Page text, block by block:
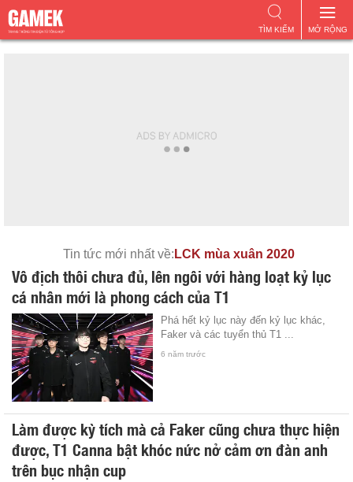
MỞ RỘNG
TÌM KIẾM
Tin tức mới nhất về: LCK mùa xuân 2020
Vô địch thôi chưa đủ, lên ngôi với hàng loạt kỷ lục
cá nhân mới là phong cách của T1
Phá hết kỷ lục này đến kỷ lục khác,
Faker và các tuyển thủ T1 ...
6 năm trước
Làm được kỳ tích mà cả Faker cũng chưa thực hiện
được, T1 Canna bật khóc nức nở cảm ơn đàn anh
trên bục nhận cup